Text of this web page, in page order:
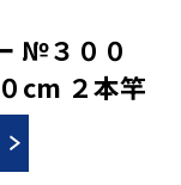
№３００
cm ２本竿